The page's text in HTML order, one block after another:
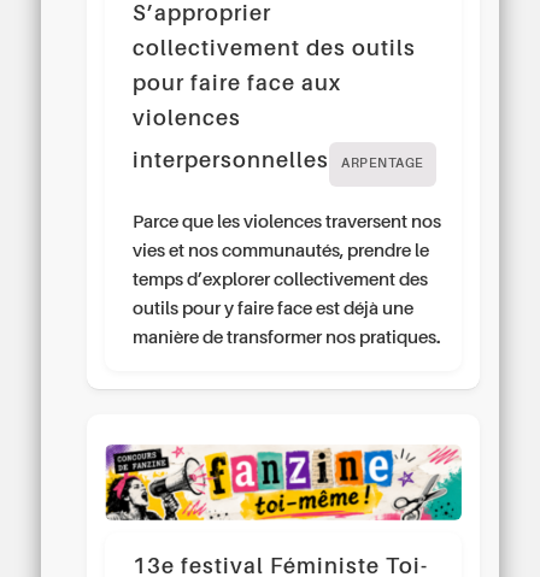
S’approprier
collectivement des outils
pour faire face aux
violences
interpersonnelles
ARPENTAGE
Parce que les violences traversent nos
vies et nos communautés, prendre le
temps d’explorer collectivement des
outils pour y faire face est déjà une
manière de transformer nos pratiques.
13e festival Féministe Toi-